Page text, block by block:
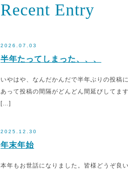
Recent Entry
2026.07.03
半年たってしまった、、、
いやはや、なんだかんだで半年ぶりの投稿
あって投稿の間隔がどんどん間延びしてま
[…]
2025.12.30
年末年始
本年もお世話になりました。皆様どうぞ